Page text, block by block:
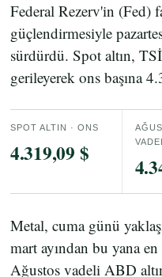
Federal Rezerv'in (Fed)
güçlendirmesiyle
sürdürdü. Spot altın,
gerileyerek ons başına
SPOT ALTIN · ONS
4.319,09 $
Metal, cuma günü
mart ayından bu yana
Ağustos vadeli ABD